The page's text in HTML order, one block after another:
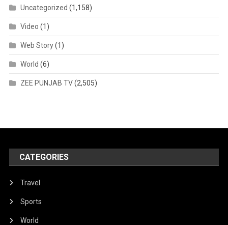
Uncategorized (1,158)
Video (1)
Web Story(1)
World (6)
ZEE PUNJAB TV(2,505)
CATEGORIES
Travel
Sports
World